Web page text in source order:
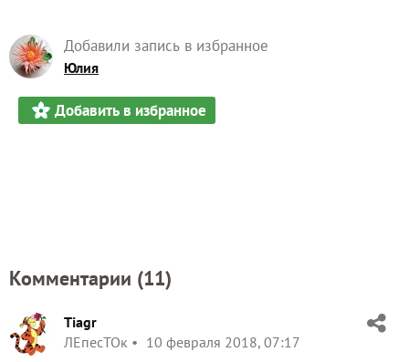
Добавили запись в избранное
Юлия
Добавить в избранное
Комментарии (11)
Tiagr
ЛЕпесТОк
10 февраля 2018, 07:17